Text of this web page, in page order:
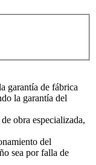
garantía de fábrica
la garantía del
obra especializada,
del
sea por falla de